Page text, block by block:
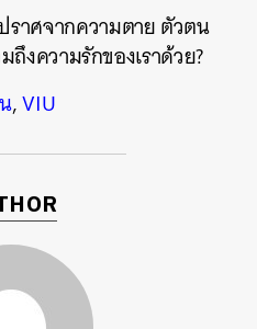
ราศจากความตาย ตัวตน
ถึงความรักของเราด้วย?
,VIU